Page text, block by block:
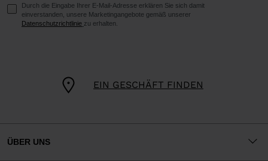
EIN GESCHÄFT FINDEN
Durch die Eingabe Ihrer E-Mail-Adresse erklären Sie sich damit
einverstanden, unsere Marketingangebote gemäß unserer
Datenschutzrichtlinie zu erhalten.
ÜBER UNS